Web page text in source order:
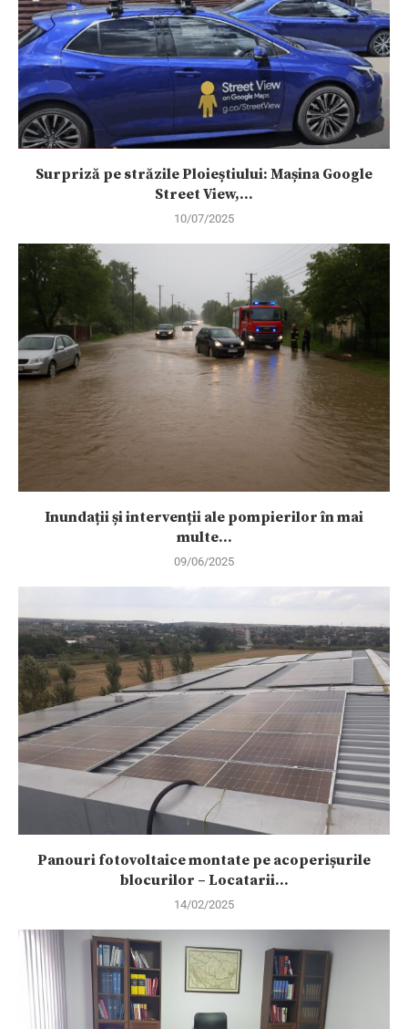
Surpriză pe străzile Ploieștiului: Mașina Google
Street View,...
10/07/2025
Inundații și intervenții ale pompierilor în mai
multe...
09/06/2025
Panouri fotovoltaice montate pe acoperișurile
blocurilor – Locatarii...
14/02/2025